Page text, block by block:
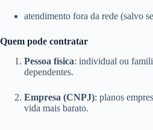
atendimento fora da rede (salvo
Quem pode contratar
Pessoa física: individual ou
dependentes.
Empresa (CNPJ): planos
vida mais barato.